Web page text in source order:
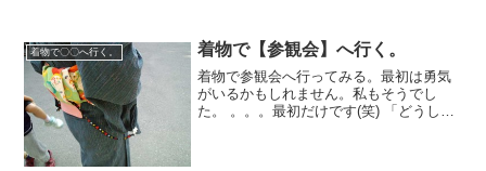
着物で〇〇へ行く。 着物で【参観会】へ行く。
着物で参観会へ行ってみる。最初は勇気
がいるかもしれません。私もそうでし
た。 。。。最初だけです(笑) 「どうした